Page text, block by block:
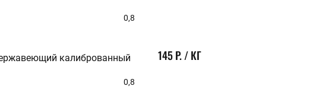
0,8
калиброванный
0,8
145 Р. / КГ